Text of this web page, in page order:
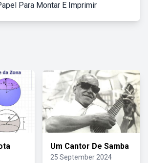
Para Montar E Imprimir
Um Cantor De Samba
25 September 2024